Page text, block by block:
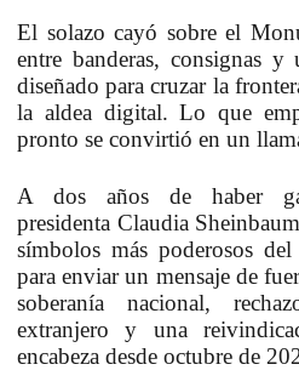
El solazo cayó sobre el
entre banderas, consignas y
diseñado para cruzar la
la aldea digital.Lo que
pronto se convirtió en un
A dos años de haber
presidenta Claudia
símbolos más poderosos
para enviar un mensaje de
soberanía nacional,
extranjero y una
encabeza desde octubre de